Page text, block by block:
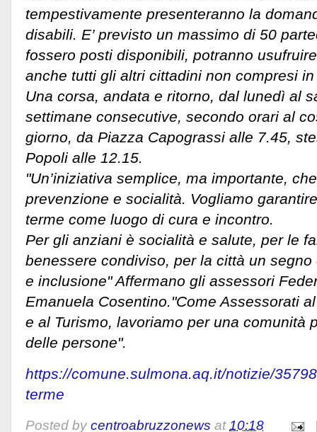
tempestivamente presenteranno la
disabili. E’ previsto un massimo di 50
fossero posti disponibili, potranno
anche tutti gli altri cittadini non compresi
Una corsa, andata e ritorno, dal lunedì al
settimane consecutive, secondo orari al
giorno, da Piazza Capograssi alle 7.45,
Popoli alle 12.15.
"Un’iniziativa semplice, ma importante,
prevenzione e socialità. Vogliamo
terme come luogo di cura e incontro.
Per gli anziani è socialità e salute, per le
benessere condiviso, per la città un
e inclusione" Affermano gli assessori
Emanuela Cosentino."Come Assessorati
e al Turismo, lavoriamo per una comunità
delle persone".
https://comune.sulmona.aq.it/notizie/
terme
Posted by centroabruzzonews at10:18